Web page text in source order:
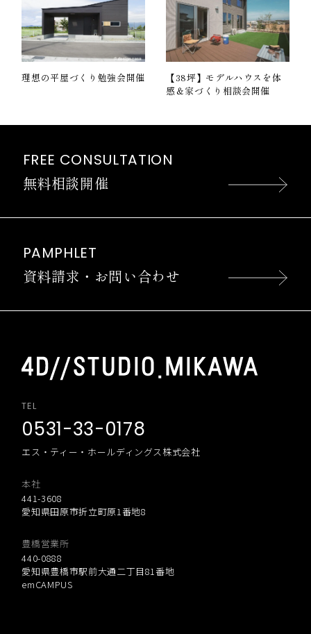
理想の平屋づくり勉強会開催
【38坪】モデルハウスを体
感＆家づくり相談会開催
FREE CONSULTATION
無料相談開催
PAMPHLET
資料請求・お問い合わせ
TEL
0531-33-0178
エス・ティー・ホールディングス株式会社
本社
441-3608
愛知県田原市折立町原1番地8
豊橋営業所
440-0888
愛知県豊橋市駅前大通二丁目81番地
emCAMPUS